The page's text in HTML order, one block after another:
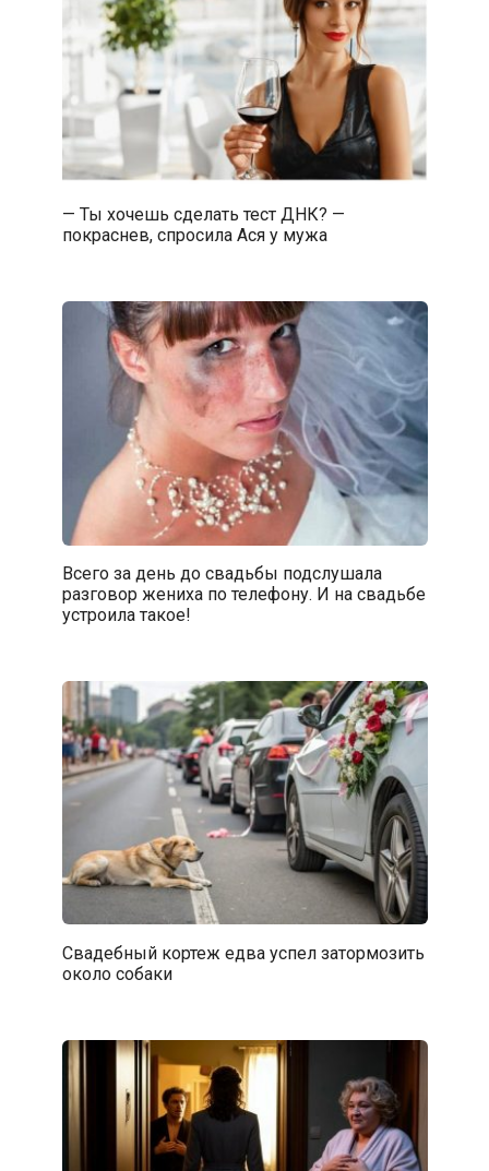
— Ты хочешь сделать тест ДНК? —
покраснев, спросила Ася у мужа
Всего за день до свадьбы подслушала
разговор жениха по телефону. И на свадьбе
устроила такое!
Свадебный кортеж едва успел затормозить
около собаки